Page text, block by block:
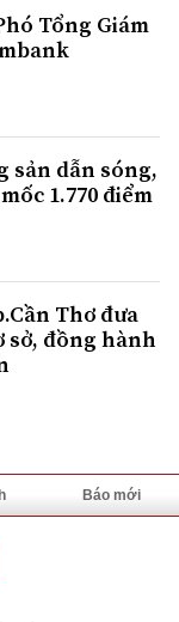
Tổng Giám
sản dẫn sóng,
1.770 điểm
Thơ đưa
sở, đồng hành
Báo mới